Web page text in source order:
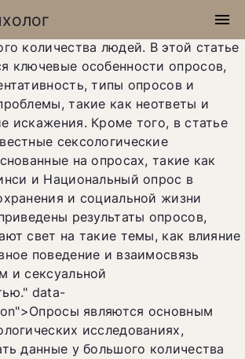
основным методом в
исследованиях, позволяя собирать
количества людей. В этой статье
ключевые особенности опросов,
типы опросов и
такие как неответы и
искажения. Кроме того, в статье
сексологические
на опросах, такие как
и Национальный опрос в
и социальной жизни
результаты опросов,
свет на такие темы, как влияние
поведение и взаимосвязь
и сексуальной
data-
Опросы являются основным
исследованиях,
данные у большого количества
menu